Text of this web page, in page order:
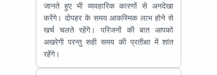
जानते हुए भी व्यवहारिक कारणों से अनदेखा
करेंगे। दोपहर के समय आकस्मिक लाभ होने से
खर्च चलते रहेंगे। परिजनों की बात आपको
अखरेगी परन्तु सही समय की प्रतीक्षा में शांत
रहेंगे।